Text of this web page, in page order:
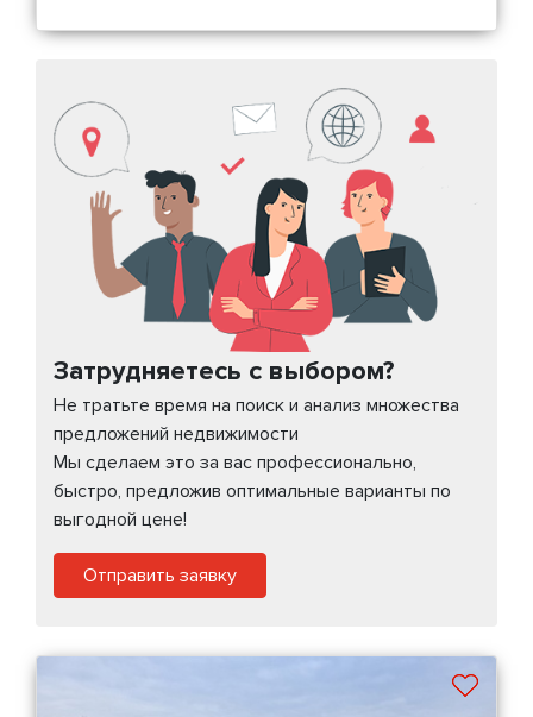
Затрудняетесь с выбором?
Не тратьте время на поиск и анализ множества
предложений недвижимости
Мы сделаем это за вас профессионально,
быстро, предложив оптимальные варианты по
выгодной цене!
Отправить заявку